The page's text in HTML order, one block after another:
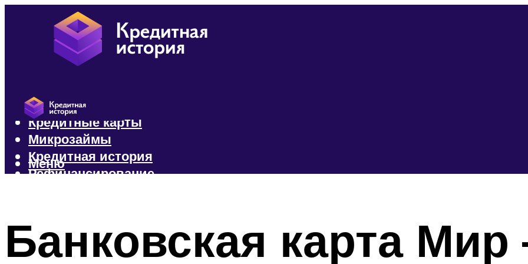
Кредиты
Кредитные карты
Микрозаймы
Кредитная история
Рефинансирование
Меню
Банковская карта Мир